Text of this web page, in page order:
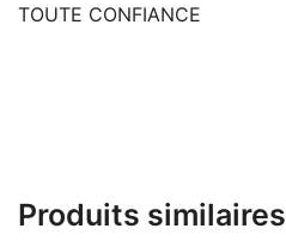
TOUTE CONFIANCE
Produits similaires